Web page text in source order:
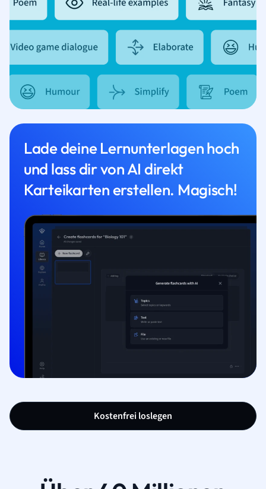
Lade deine Lernunterlagen hoch
und lass dir von AI direkt
Karteikarten erstellen. Magisch!
Kostenfrei loslegen